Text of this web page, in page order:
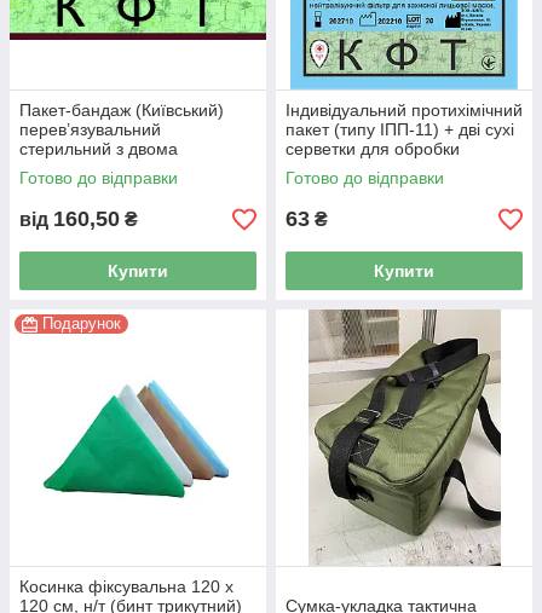
Пакет-бандаж (Київський)
перев’язувальний
стерильний з двома
багатошаривими
подушечками, 10х15 см (4х6
Готово до відправки
від 160,50 ₴
Купити
Індивідуальний протихімічний
пакет (типу ІПП-11) + дві сухі
серветки для обробки
поверхні
Готово до відправки
63 ₴
Купити
Подарунок
Косинка фіксувальна 120 x
120 см, н/т (бинт трикутний)
Сумка-укладка тактична